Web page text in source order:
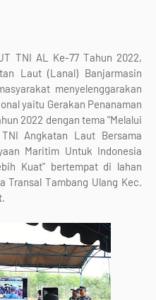
TNI AL Ke-77 Tahun 2022,
Laut (Lanal) Banjarmasin
menyelenggarakan
yaitu Gerakan Penanaman
2022 dengan tema "Melalui
Angkatan Laut Bersama
Maritim Untuk Indonesia
Kuat" bertempat di lahan
Transal Tambang Ulang Kec.